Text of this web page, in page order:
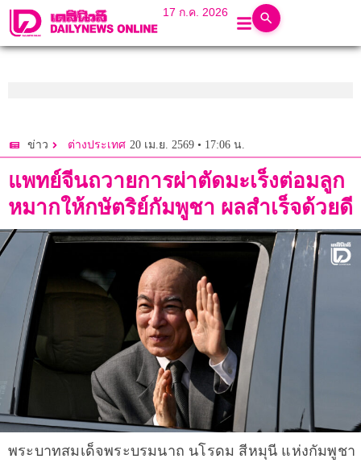
17 ก.ค. 2026
ข่าว ต่างประเทศ 20 เม.ย. 2569 • 17:06 น.
แพทย์จีนถวายการผ่าตัดมะเร็งต่อมลูก
หมากให้กษัตริย์กัมพูชา ผลสำเร็จด้วยดี
พระบาทสมเด็จพระบรมนาถ นโรดม สีหมุนี แห่งกัมพูชา